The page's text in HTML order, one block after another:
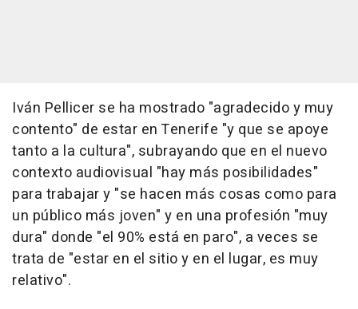
Iván Pellicer se ha mostrado "agradecido y muy
contento" de estar en Tenerife "y que se apoye
tanto a la cultura", subrayando que en el nuevo
contexto audiovisual "hay más posibilidades"
para trabajar y "se hacen más cosas como para
un público más joven" y en una profesión "muy
dura" donde "el 90% está en paro", a veces se
trata de "estar en el sitio y en el lugar, es muy
relativo".